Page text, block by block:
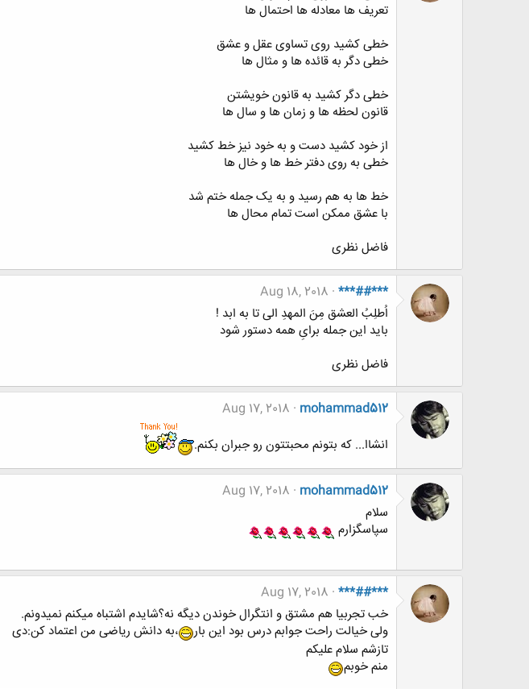
تعریف ها معادله ها احتمال ها
خطی کشید روی تساوی عقل و عشق
خطی دگر به قائده ها و مثال ها
خطی دگر کشید به قانون خویشتن
قانون لحظه ها و زمان ها و سال ها
از خود کشید دست و به خود نیز خط کشید
خطی به روی دفتر خط ها و خال ها
خط ها به هم رسید و به یک جمله ختم شد
با عشق ممکن است تمام محال ها
فاضل نظری
***##***
Aug 18, 2018
اُطلِبُ العشق مِنَ المهدِ الی تا به ابد !
فاضل نظرى
mohammad512
Aug 17, 2018
انشاا... که بتونم محبتتون رو جبران بکنم.
mohammad512
Aug 17, 2018
سلام
سپاسگزارم
***##***
Aug 17, 2018
خب تجربیا هم مشتق و انتگرال خوندن دیگه نه؟شایدم اشتباه میکنم نمیدونم.
ولی خیالت راحت جوابم درس بود این بار
،به دانش ریاضی من اعتماد کن:دی
تازشم سلام علیکم
منم خوبم